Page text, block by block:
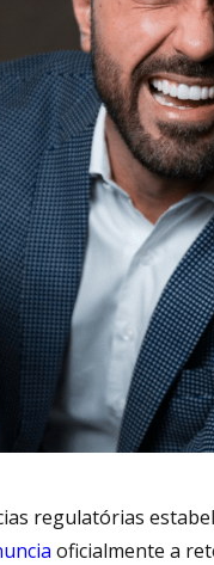
regulatórias
oficialmente a